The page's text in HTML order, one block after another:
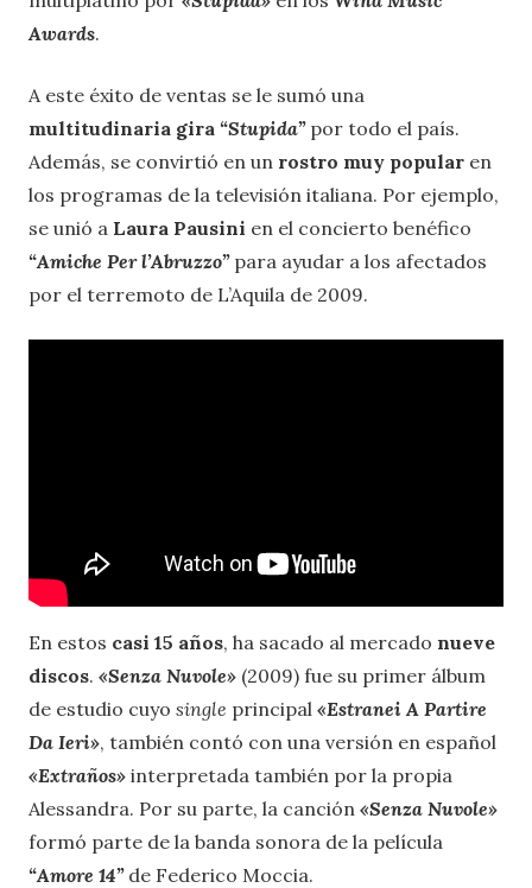
Awards.
A este éxito de ventas se le sumó una
multitudinaria gira “Stupida” por todo el país.
Además, se convirtió en un rostro muy popular en
los programas de la televisión italiana. Por ejemplo,
se unió a Laura Pausini en el concierto benéfico
“Amiche Per l’Abruzzo”para ayudar a los afectados
por el terremoto de L’Aquila de 2009.
En estos casi 15 años, ha sacado al mercado nueve
discos. «Senza Nuvole» (2009) fue su primer álbum
de estudio cuyo single principal «Estranei A Partire
Da Ieri», también contó con una versión en español
«Extraños» interpretada también por la propia
Alessandra. Por su parte, la canción «Senza Nuvole»
formó parte de la banda sonora de la película
“Amore 14”de Federico Moccia.